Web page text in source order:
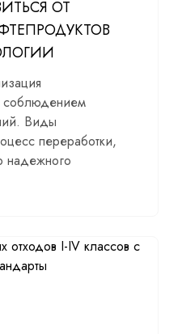
ОТ
соблюдением
Виды
переработки,
надежного